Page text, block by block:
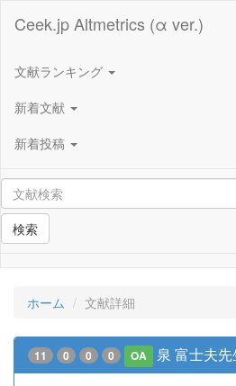
Ceek.jp Altmetrics (α ver.)
文献ランキング
新着文献
新着投稿
検索
ホーム 文献詳細
11 0 0 0 OA 泉 富士夫